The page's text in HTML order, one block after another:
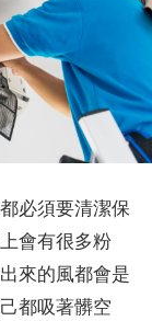
必須要清潔保
會有很多粉
來的風都會是
都吸著髒空